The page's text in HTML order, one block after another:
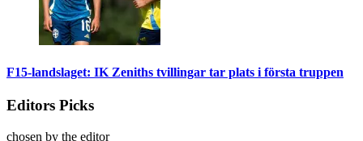
F15-landslaget: IK Zeniths tvillingar tar plats i första truppen
Editors Picks
chosen by the editor